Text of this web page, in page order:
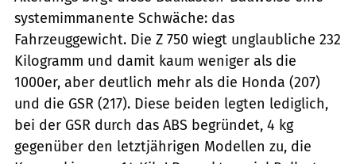
systemimmanente Schwäche: das
Fahrzeuggewicht. Die Z 750 wiegt unglaubliche 232
Kilogramm und damit kaum weniger als die
1000er, aber deutlich mehr als die Honda (207)
und die GSR (217). Diese beiden legten lediglich,
bei der GSR durch das ABS begründet, 4 kg
gegenüber den letztjährigen Modellen zu, die